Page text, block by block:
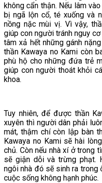
không cẩn thận. Nếu lâm
bị ngã lộn cổ, té xuống và
nồng nặc mùi vị. Vì vậy,
giúp con người tránh nguy
tâm xả hết những gánh
thần Kawaya no Kami còn
phù hộ cho những đứa trẻ
giúp con người thoát khỏi
khoa.
Tuy nhiên, để được thần
xuyên thì người dân phải
mát, thậm chí còn lập bàn
Kawaya no Kami sẽ hài
chủ. Còn nếu nhà xí ở trong
sẽ giận dỗi và trừng phạt.
ngôi nhà đó sẽ sinh ra trong
cuộc sống không hạnh phúc.